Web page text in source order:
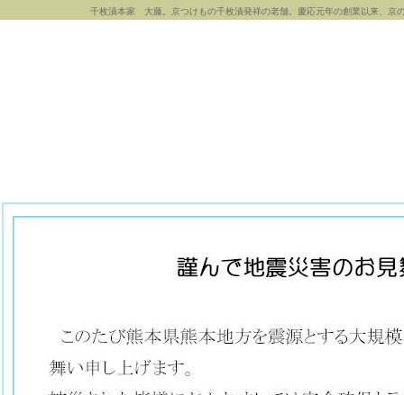
千枚漬本家 大藤。京つけもの千枚漬発祥の老舗。慶応元年の創業以来、京